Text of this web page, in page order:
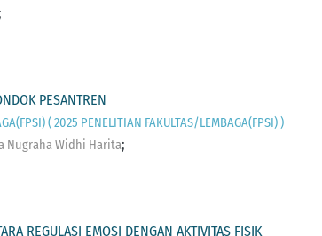
PESANTREN
( 2025 PENELITIAN FAKULTAS/LEMBAGA(FPSI) )
Nugraha Widhi Harita;
REGULASI EMOSI DENGAN AKTIVITAS FISIK